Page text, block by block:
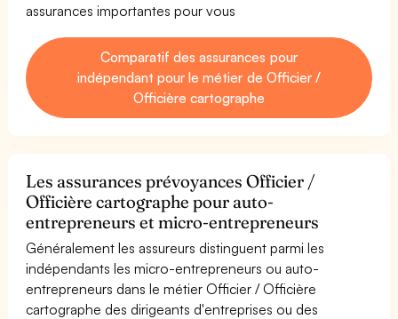
assurances importantes pour vous
Comparatif des assurances pour
indépendant pour le métier de Officier /
Officière cartographe
Les assurances prévoyances Officier /
Officière cartographe pour auto-
entrepreneurs et micro-entrepreneurs
Généralement les assureurs distinguent parmi les
indépendants les micro-entrepreneurs ou auto-
entrepreneurs dans le métier Officier / Officière
cartographe des dirigeants d'entreprises ou des